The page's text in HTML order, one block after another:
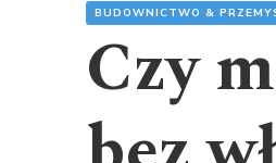
BUDOWNICTWO &
Czy